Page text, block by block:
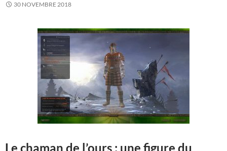
30 NOVEMBRE 2018
Le chaman de l’ours : une figure du